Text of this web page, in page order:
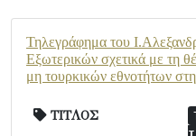
Τηλεγράφημα του
Εξωτερικών σχετικά με τη
μη τουρκικών εθνοτήτων
ΤΙΤΛΟΣ